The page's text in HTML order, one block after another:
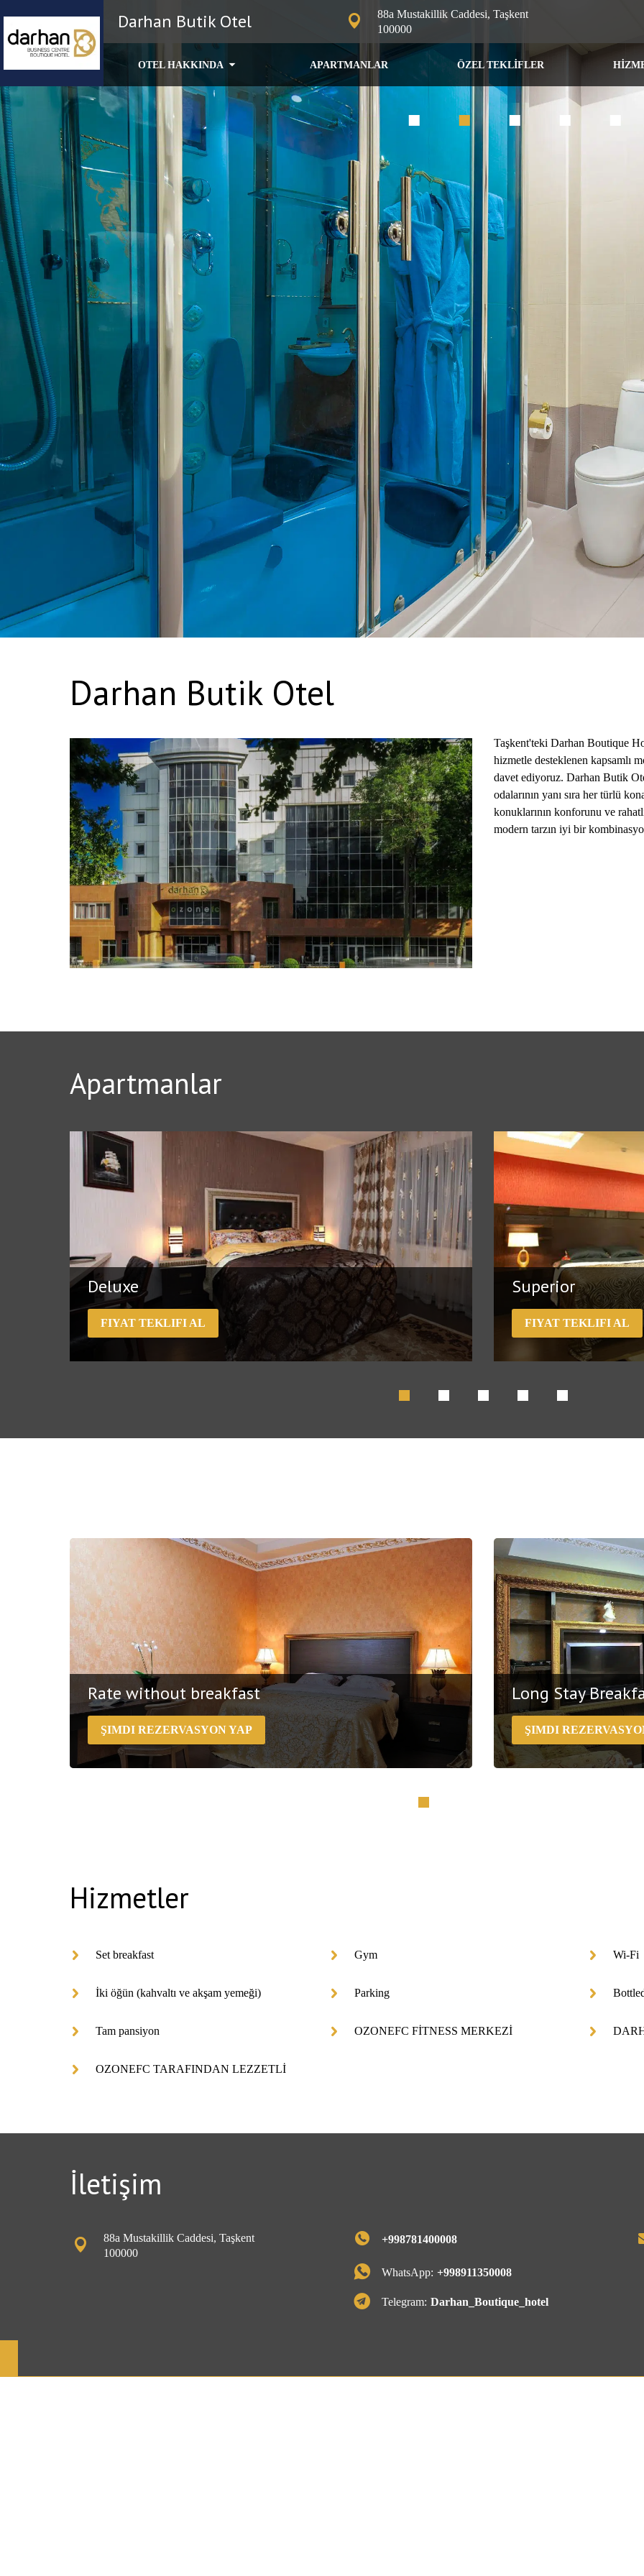
Darhan Butik Otel
88a Mustakillik Caddesi, Taşkent
100000
OTEL HAKKINDA APARTMANLAR ÖZEL TEKLİFLER
Darhan Butik Otel
Taşkent'teki Darhan Boutique
hizmetle desteklenen kapsamlı
davet ediyoruz. Darhan Butik
odalarının yanı sıra her türlü
konuklarının konforunu ve
modern tarzın iyi bir
Apartmanlar
Deluxe
FIYAT TEKLIFI AL
Superior
FIYAT TEKLIFI AL
Rate without breakfast
ŞIMDI REZERVASYON YAP
The rate includes: tea, coffee, kettle and bottled watergymWi-Fiparking
Long Stay
ŞIMDI
The rate is available for
Hizmetler
Set breakfast Gym Wi-Fi
İki öğün (kahvaltı ve akşam yemeği) Parking
Tam pansiyon OZONEFC FİTNESS MERKEZİ
OZONEFC TARAFINDAN LEZZETLİ
İletişim
88a Mustakillik Caddesi, Taşkent
100000
+998781400008
WhatsApp: +998911350008
Telegram: Darhan_Boutique_hotel